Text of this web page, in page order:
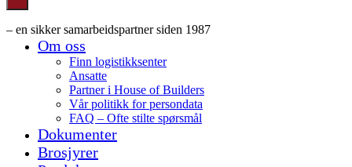
– en sikker samarbeidspartner siden 1987
Om oss
Finn logistikksenter
Ansatte
Partner i House of Builders
Vår politikk for persondata
FAQ – Ofte stilte spørsmål
Dokumenter
Brosjyrer